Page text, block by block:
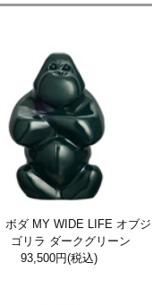
ボダ MY WIDE LIFE オブジ
ゴリラ ダークグリーン
93,500円(税込)